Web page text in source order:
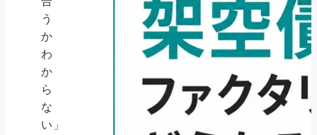
う
か
わ
か
ら
な
い」